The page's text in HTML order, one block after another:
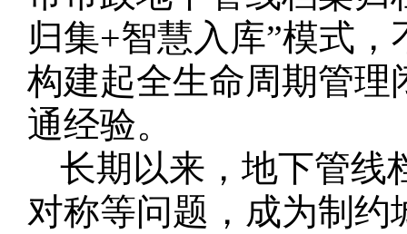
归集+智慧入库”模式
构建起全生命周期管理
通经验。
长期以来，地下管线
对称等问题，成为制约